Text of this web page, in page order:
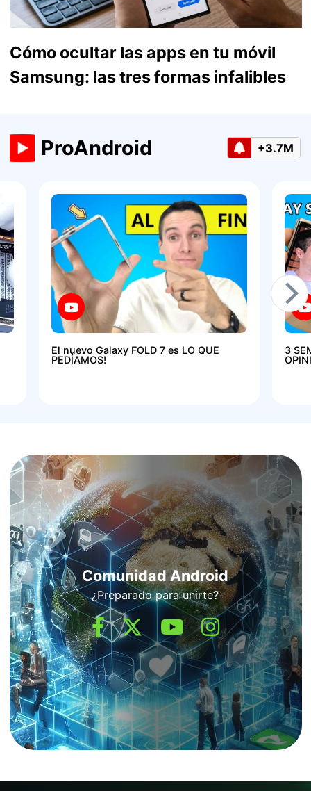
Cómo ocultar las apps en tu móvil
Samsung: las tres formas infalibles
ProAndroid +3.7M
El nuevo Galaxy FOLD 7 es LO QUE
PEDÍAMOS!
3
Comunidad Android
¿Preparado para unirte?